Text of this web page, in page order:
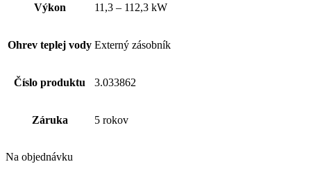
Výkon 11,3 – 112,3 kW
Ohrev teplej vody Externý zásobník
Číslo produktu 3.033862
Záruka 5 rokov
Na objednávku